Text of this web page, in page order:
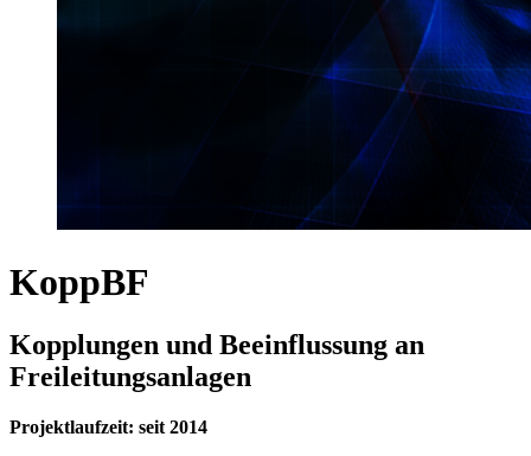
KoppBF
Kopplungen und Beeinflussung an
Freileitungsanlagen
Projektlaufzeit: seit 2014